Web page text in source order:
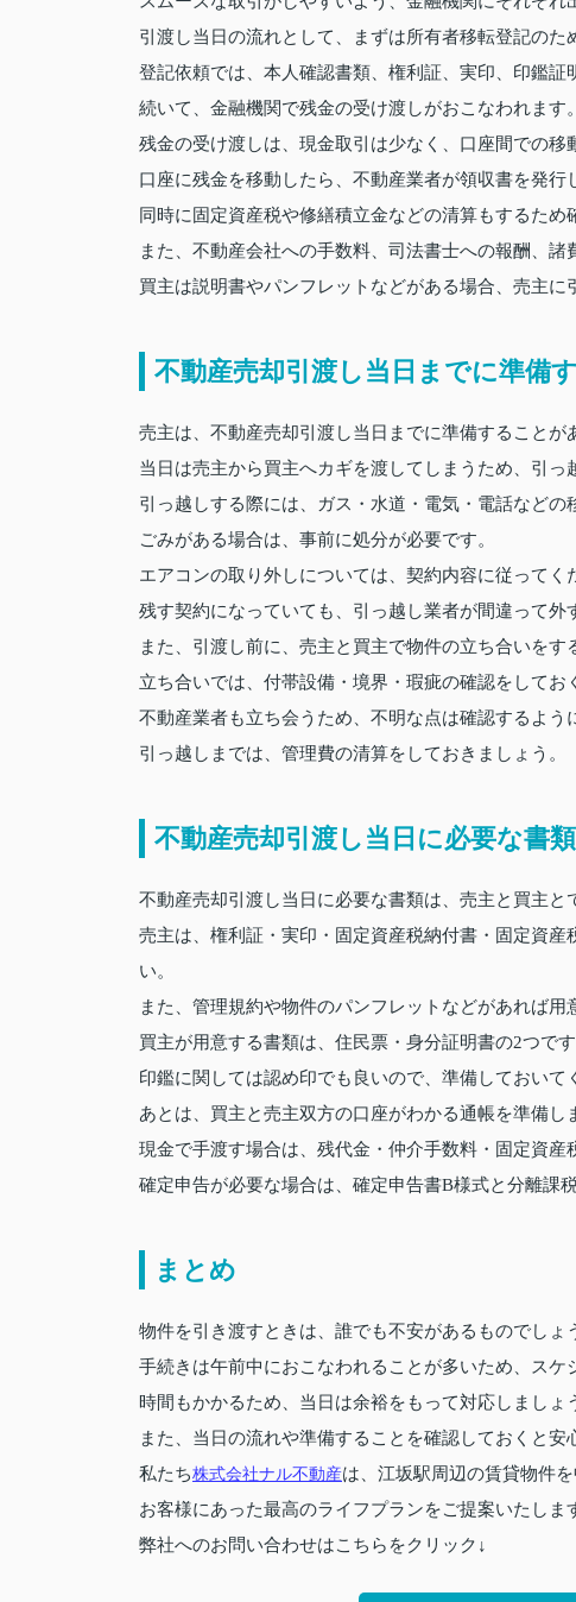
引渡し当日の流れとして、まずは所有者移転登記のた
登記依頼では、本人確認書類、権利証、実印、印鑑証
続いて、金融機関で残金の受け渡しがおこなわれます。
残金の受け渡しは、現金取引は少なく、口座間での移
口座に残金を移動したら、不動産業者が領収書を発行
同時に固定資産税や修繕積立金などの清算もするため
また、不動産会社への手数料、司法書士への報酬、諸
買主は説明書やパンフレットなどがある場合、売主に
不動産売却引渡し当日までに準備
売主は、不動産売却引渡し当日までに準備することが
当日は売主から買主へカギを渡してしまうため、引っ
引っ越しする際には、ガス・水道・電気・電話などの
ごみがある場合は、事前に処分が必要です。
エアコンの取り外しについては、契約内容に従ってく
残す契約になっていても、引っ越し業者が間違って外
また、引渡し前に、売主と買主で物件の立ち合いをす
立ち合いでは、付帯設備・境界・瑕疵の確認をしてお
不動産業者も立ち会うため、不明な点は確認するよう
引っ越しまでは、管理費の清算をしておきましょう。
不動産売却引渡し当日に必要な書類
不動産売却引渡し当日に必要な書類は、売主と買主と
売主は、権利証・実印・固定資産税納付書・固定資
い。
また、管理規約や物件のパンフレットなどがあれば用
買主が用意する書類は、住民票・身分証明書の2つです
印鑑に関しては認め印でも良いので、準備しておいて
あとは、買主と売主双方の口座がわかる通帳を準備し
現金で手渡す場合は、残代金・仲介手数料・固定資産
確定申告が必要な場合は、確定申告書B様式と分離課
まとめ
物件を引き渡すときは、誰でも不安があるものでしょ
手続きは午前中におこなわれることが多いため、スケ
時間もかかるため、当日は余裕をもって対応しましょ
また、当日の流れや準備することを確認しておくと安
私たち株式会社ナル不動産は、江坂駅周辺の賃貸物件
お客様にあった最高のライフプランをご提案いたしま
弊社へのお問い合わせはこちらをクリック↓